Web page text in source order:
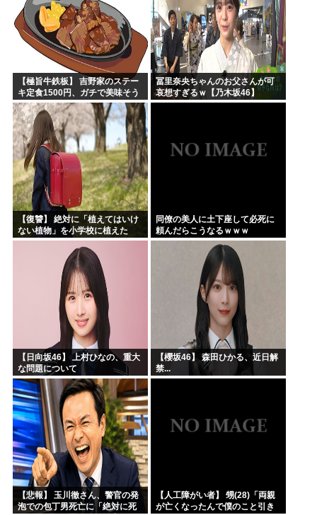
【極旨牛鉄板】 吉野家のステー
キ定食1500円、ガチで美味そう
ｗｗｗ
冨里奈央ちゃんのお父さんが可
哀想すぎるｗ【乃木坂46】
【復讐】 絶対に「植えてはいけ
ない植物」を小学校に植えた
→20年経って見に行くと…
「！？」衝撃の光景が・・・
同僚の美人に土下座して必死に
頼んだらこうなるｗｗｗ
【日向坂46】 上村ひなの、重大
な問題について
【櫻坂46】 森田ひかる、近日解
禁...
【悲報】 玉川徹さん、警官の発
泡での包丁男死亡に「絶対に死
【人工障がい者】 甥(28)「両親
が亡くなったんで僕のこと引き